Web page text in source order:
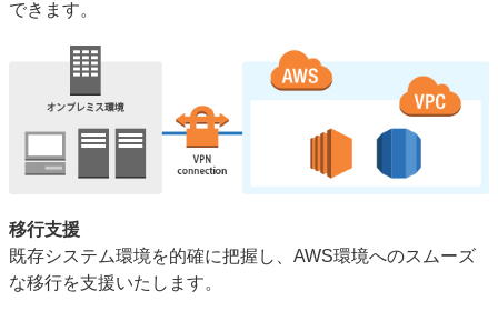
できます。
移行支援
既存システム環境を的確に把握し、AWS環境へのスムーズ
な移行を支援いたします。